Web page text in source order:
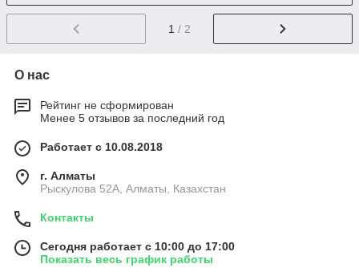
1 / 2
О нас
Рейтинг не сформирован
Менее 5 отзывов за последний год
Работает с 10.08.2018
г. Алматы
Рыскулова 52А, Алматы, Казахстан
Контакты
Сегодня работает с 10:00 до 17:00
Показать весь график работы